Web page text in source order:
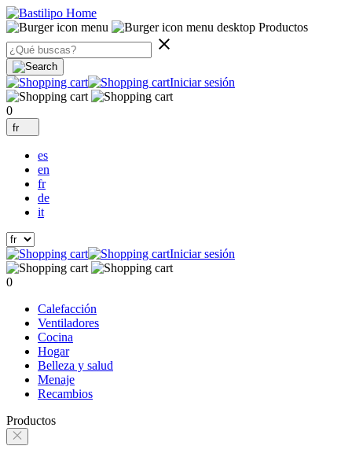
Productos
clear
Iniciar sesión
0
fr
es
en
fr
de
it
Iniciar sesión
0
Calefacción
Ventiladores
Cocina
Hogar
Belleza y salud
Menaje
Recambios
Productos